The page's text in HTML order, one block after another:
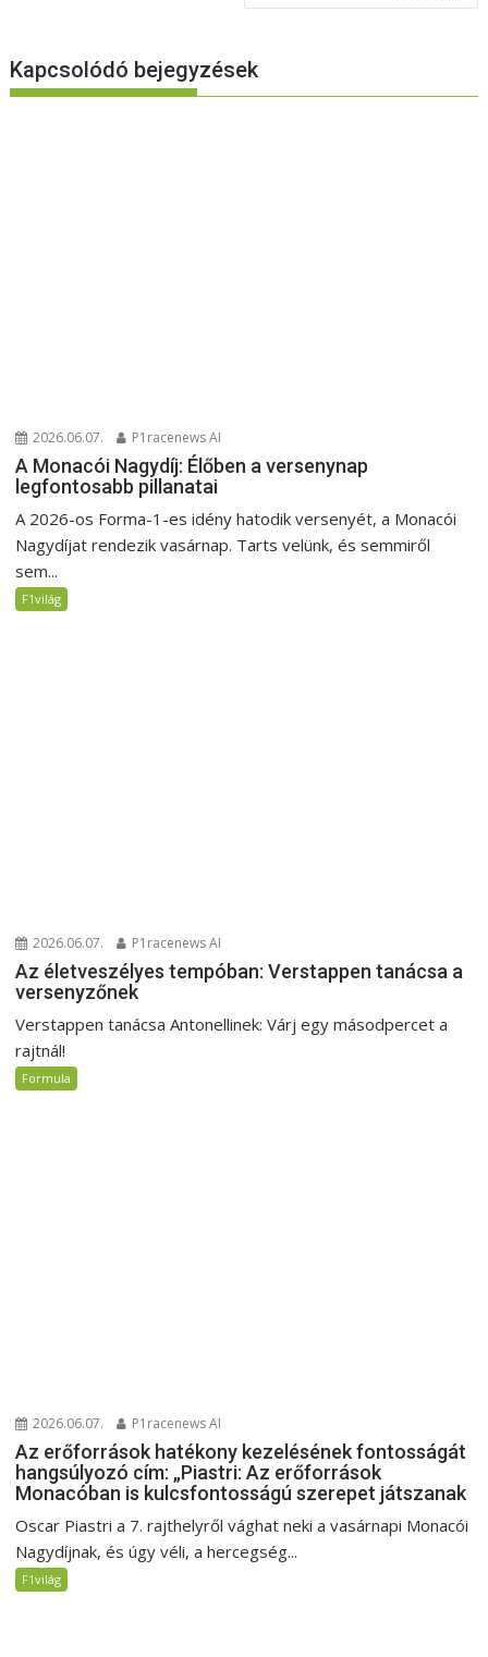
Kapcsolódó bejegyzések
2026.06.07. P1racenews AI
A Monacói Nagydíj: Élőben a versenynap
legfontosabb pillanatai
A 2026-os Forma-1-es idény hatodik versenyét, a Monacói
Nagydíjat rendezik vasárnap. Tarts velünk, és semmiről
sem...
F1világ
2026.06.07. P1racenews AI
Az életveszélyes tempóban: Verstappen tanácsa a
versenyzőnek
Verstappen tanácsa Antonellinek: Várj egy másodpercet a
rajtnál!
Formula
2026.06.07. P1racenews AI
Az erőforrások hatékony kezelésének fontosságát
hangsúlyozó cím: „Piastri: Az erőforrások
Monacóban is kulcsfontosságú szerepet játszanak
Oscar Piastri a 7. rajthelyről vághat neki a vasárnapi Monacói
Nagydíjnak, és úgy véli, a hercegség...
F1világ